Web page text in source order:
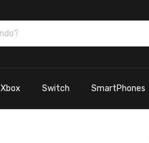
Xbox Switch SmartPhones